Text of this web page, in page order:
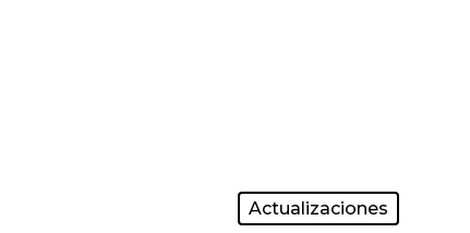
Actualizaciones